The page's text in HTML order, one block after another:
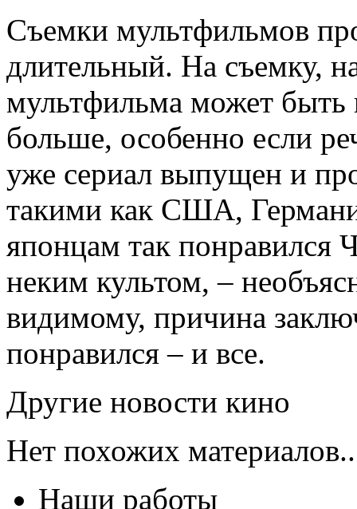
Съемки мультфильмов
длительный. На съемку,
мультфильма может быть
больше, особенно если
уже сериал выпущен и
такими как США,
японцам так понравился
неким культом, –
видимому, причина
понравился – и все.
Другие новости кино
Нет похожих
Наши работы